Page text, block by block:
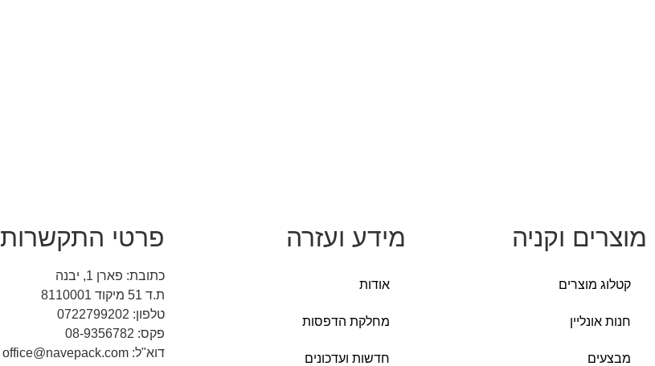
מוצרים וקניה
קטלוג מוצרים
חנות אונליין
מבצעים
מידע ועזרה
אודות
מחלקת הדפסות
חדשות ועדכונים
פרטי התקשרות
כתובת: פארן 1, יבנה
ת.ד 51 מיקוד 8110001
טלפון: 0722799202
פקס: 08-9356782
דוא"ל: office@navepack.com